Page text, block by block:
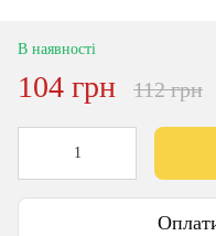
В наявності
104 грн 112 грн